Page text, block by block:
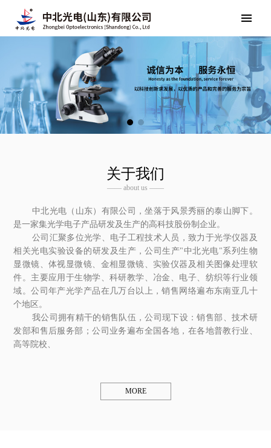
关于我们
—— about us ——
中北光电（山东）有限公司，坐落于风景秀丽的泰山脚下。
是一家集光学电子产品研发及生产的高科技股份制企业。
公司汇聚多位光学、电子工程技术人员，致力于光学仪器及
相关光电实验设备的研发及生产，公司生产"中北光电"系列生物
显微镜、体视显微镜、金相显微镜、实验仪器及相关图像处理软
件。主要应用于生物学、科研教学、冶金、电子、纺织等行业领
域。公司年产光学产品在几万台以上，销售网络遍布东南亚几十
个地区。
我公司拥有精干的销售队伍，公司现下设：销售部、技术研
发部和售后服务部；公司业务遍布全国各地，在各地普教行业、
高等院校、
MORE